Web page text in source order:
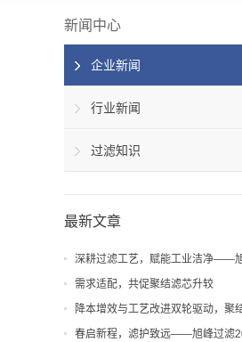
新闻中心
企业新闻
行业新闻
过滤知识
最新文章
深耕过滤工艺，赋能工业洁净——
解析聚结滤芯工艺与应用价值
需求适配，共促聚结滤芯升较
降本增效与工艺改进双轮驱动，聚
业迎来新机遇
春启新程，滤护致远——旭峰过滤